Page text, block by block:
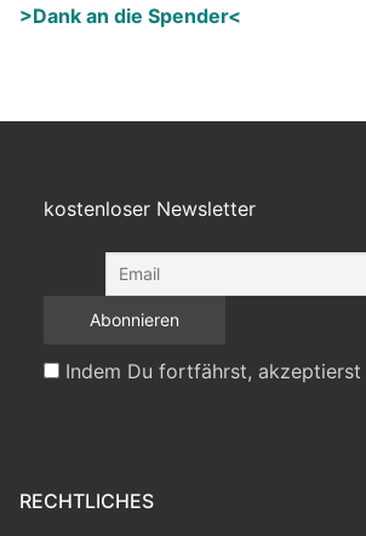
>Dank an die Spender<
kostenloser Newsletter
Indem Du fortfährst,
RECHTLICHES